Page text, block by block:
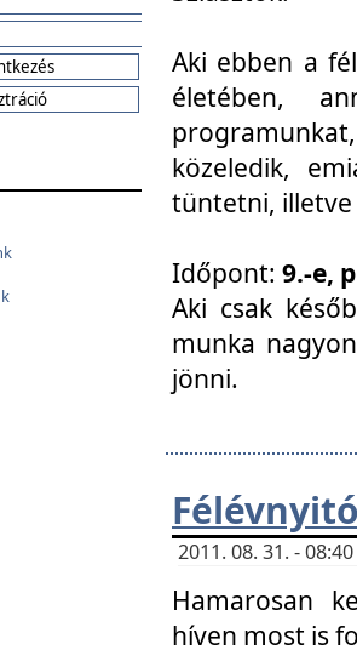
Aki ebben a
életében,
közeledik,
tüntetni, illetve
Időpont: 9.-e,
Aki csak
munka
jönni.
2011. 08. 31. -
Hamarosan
híven most is